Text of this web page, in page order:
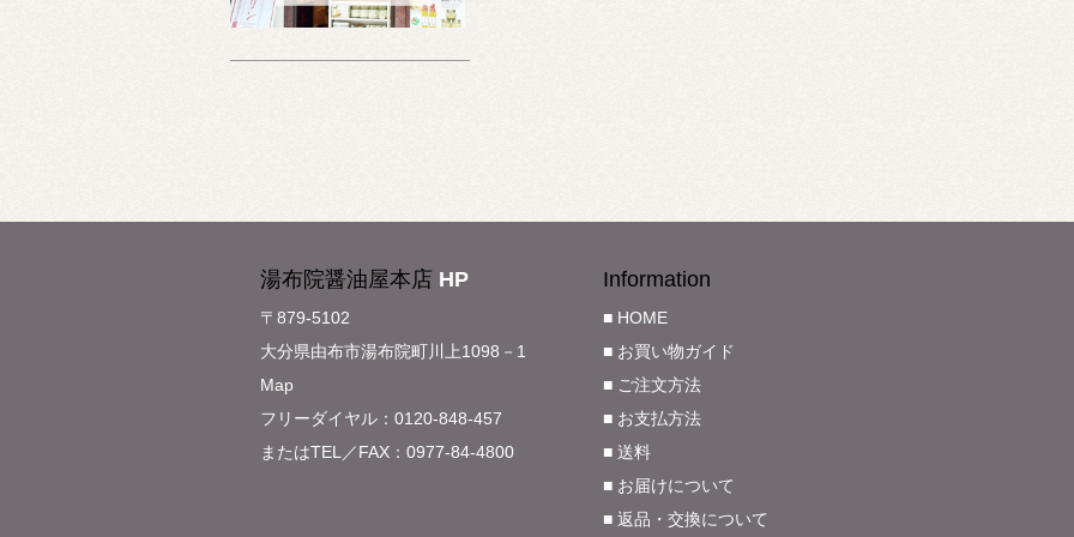
湯布院醤油屋本店 HP
〒879-5102
大分県由布市湯布院町川上1098－1
Map
フリーダイヤル：0120-848-457
またはTEL／FAX：0977-84-4800
Information
■ HOME
■ お買い物ガイド
■ ご注文方法
■ お支払方法
■ 送料
■ お届けについて
■ 返品・交換について